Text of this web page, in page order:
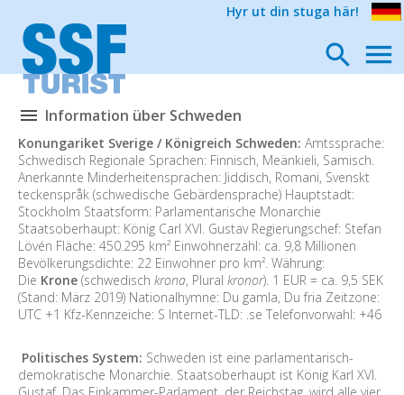
Hyr ut din stuga här!
Information über Schweden
Konungariket Sverige / Königreich Schweden: Amtssprache:
Schwedisch Regionale Sprachen: Finnisch, Meänkieli, Samisch.
Anerkannte Minderheitensprachen: Jiddisch, Romani, Svenskt
teckenspråk (schwedische Gebärdensprache) Hauptstadt:
Stockholm Staatsform: Parlamentarische Monarchie
Staatsoberhaupt: König Carl XVI. Gustav Regierungschef: Stefan
Lövén Fläche: 450.295 km² Einwohnerzahl: ca. 9,8 Millionen
Bevölkerungsdichte: 22 Einwohner pro km². Währung:
Die Krone (schwedisch krona, Plural kronor). 1 EUR = ca. 9,5 SEK
(Stand: März 2019) Nationalhymne: Du gamla, Du fria Zeitzone:
UTC +1 Kfz-Kennzeiche: S Internet-TLD: .se Telefonvorwahl: +46
Politisches System: Schweden ist eine parlamentarisch-
demokratische Monarchie. Staatsoberhaupt ist König Karl XVI.